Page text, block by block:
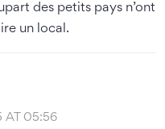
des petits pays n’ont
un local.
AT 05:56